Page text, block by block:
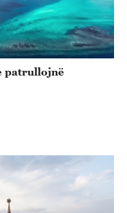
patrullojnë